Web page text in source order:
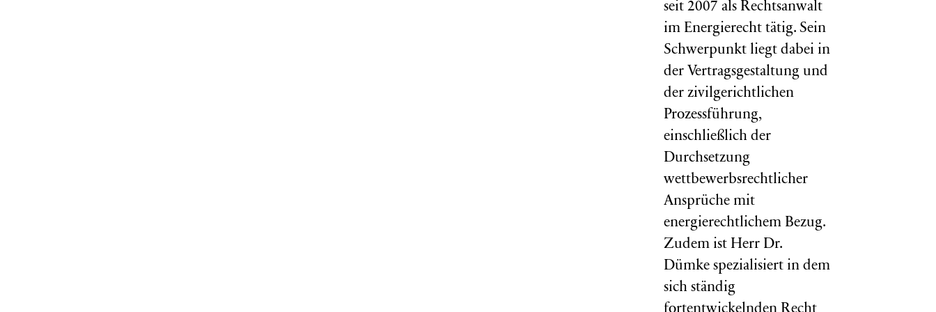
seit 2007 als Rechtsanwalt
im Energierecht tätig. Sein
Schwerpunkt liegt dabei in
der Vertragsgestaltung und
der zivilgerichtlichen
Prozessführung,
einschließlich der
Durchsetzung
wettbewerbsrechtlicher
Ansprüche mit
energierechtlichem Bezug.
Zudem ist Herr Dr.
Dümke spezialisiert in dem
sich ständig